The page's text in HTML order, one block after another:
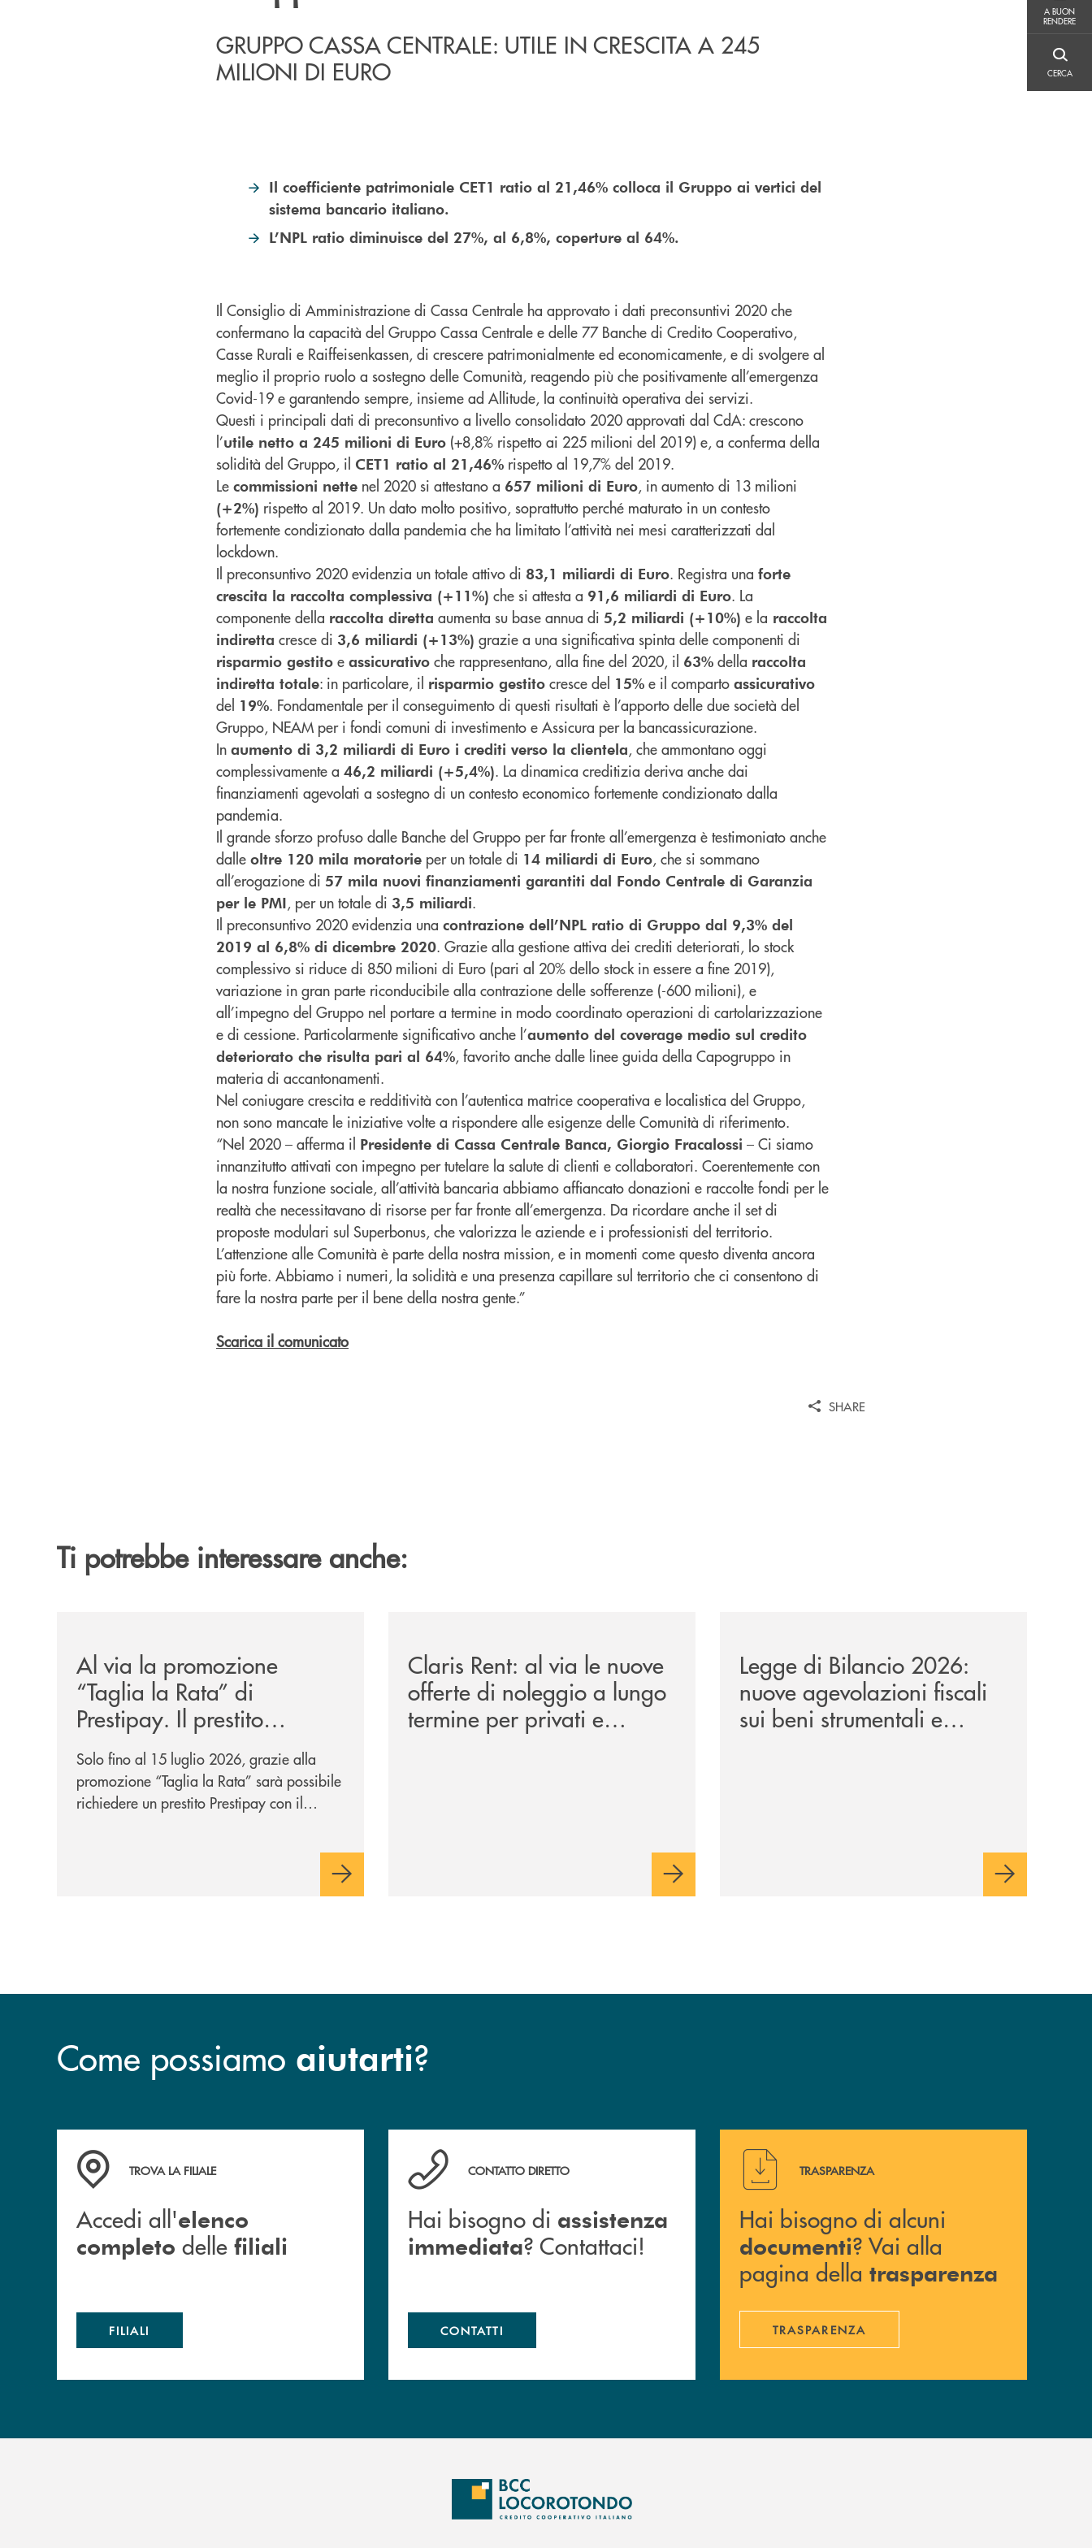
A BUON
RENDERE
CERCA
GRUPPO CASSA CENTRALE: UTILE IN CRESCITA A 245
MILIONI DI EURO
Il coefficiente patrimoniale CET1 ratio al 21,46% colloca il Gruppo ai vertici del
sistema bancario italiano.
L’NPL ratio diminuisce del 27%, al 6,8%, coperture al 64%.
Il Consiglio di Amministrazione di Cassa Centrale ha approvato i dati preconsuntivi 2020 che
confermano la capacità del Gruppo Cassa Centrale e delle 77 Banche di Credito Cooperativo,
Casse Rurali e Raiffeisenkassen, di crescere patrimonialmente ed economicamente, e di svolgere al
meglio il proprio ruolo a sostegno delle Comunità, reagendo più che positivamente all’emergenza
Covid-19 e garantendo sempre, insieme ad Allitude, la continuità operativa dei servizi.
Questi i principali dati di preconsuntivo a livello consolidato 2020 approvati dal CdA: crescono
l’utile netto a 245 milioni di Euro (+8,8% rispetto ai 225 milioni del 2019) e, a conferma della
solidità del Gruppo, il CET1 ratio al 21,46% rispetto al 19,7% del 2019.
Le commissioni nette nel 2020 si attestano a 657 milioni di Euro, in aumento di 13 milioni
(+2%) rispetto al 2019. Un dato molto positivo, soprattutto perché maturato in un contesto
fortemente condizionato dalla pandemia che ha limitato l’attività nei mesi caratterizzati dal
lockdown.
Il preconsuntivo 2020 evidenzia un totale attivo di 83,1 miliardi di Euro. Registra una forte
crescita la raccolta complessiva (+11%) che si attesta a 91,6 miliardi di Euro. La
componente della raccolta diretta aumenta su base annua di 5,2 miliardi (+10%) e la raccolta
indiretta cresce di 3,6 miliardi (+13%) grazie a una significativa spinta delle componenti di
risparmio gestito e assicurativo che rappresentano, alla fine del 2020, il 63% della raccolta
indiretta totale: in particolare, il risparmio gestito cresce del 15% e il comparto assicurativo
del 19%. Fondamentale per il conseguimento di questi risultati è l’apporto delle due società del
Gruppo, NEAM per i fondi comuni di investimento e Assicura per la bancassicurazione.
In aumento di 3,2 miliardi di Euro i crediti verso la clientela, che ammontano oggi
complessivamente a 46,2 miliardi (+5,4%). La dinamica creditizia deriva anche dai
finanziamenti agevolati a sostegno di un contesto economico fortemente condizionato dalla
pandemia.
Il grande sforzo profuso dalle Banche del Gruppo per far fronte all’emergenza è testimoniato anche
dalle oltre 120 mila moratorie per un totale di 14 miliardi di Euro, che si sommano
all’erogazione di 57 mila nuovi finanziamenti garantiti dal Fondo Centrale di Garanzia
per le PMI, per un totale di 3,5 miliardi.
Il preconsuntivo 2020 evidenzia una contrazione dell’NPL ratio di Gruppo dal 9,3% del
2019 al 6,8% di dicembre 2020. Grazie alla gestione attiva dei crediti deteriorati, lo stock
complessivo si riduce di 850 milioni di Euro (pari al 20% dello stock in essere a fine 2019),
variazione in gran parte riconducibile alla contrazione delle sofferenze (-600 milioni), e
all’impegno del Gruppo nel portare a termine in modo coordinato operazioni di cartolarizzazione
e di cessione. Particolarmente significativo anche l’aumento del coverage medio sul credito
deteriorato che risulta pari al 64%, favorito anche dalle linee guida della Capogruppo in
materia di accantonamenti.
Nel coniugare crescita e redditività con l’autentica matrice cooperativa e localistica del Gruppo,
non sono mancate le iniziative volte a rispondere alle esigenze delle Comunità di riferimento.
“Nel 2020 – afferma il Presidente di Cassa Centrale Banca, Giorgio Fracalossi – Ci siamo
innanzitutto attivati con impegno per tutelare la salute di clienti e collaboratori. Coerentemente con
la nostra funzione sociale, all’attività bancaria abbiamo affiancato donazioni e raccolte fondi per le
realtà che necessitavano di risorse per far fronte all’emergenza. Da ricordare anche il set di
proposte modulari sul Superbonus, che valorizza le aziende e i professionisti del territorio.
L’attenzione alle Comunità è parte della nostra mission, e in momenti come questo diventa ancora
più forte. Abbiamo i numeri, la solidità e una presenza capillare sul territorio che ci consentono di
fare la nostra parte per il bene della nostra gente.”
Scarica il comunicato
SHARE
Ti potrebbe interessare anche:
Al via la promozione
“Taglia la Rata” di
Prestipay. Il prestito
personale che si fa in due
per te!
Solo fino al 15 luglio 2026, grazie alla
promozione “Taglia la Rata” sarà possibile
richiedere un prestito Prestipay con il
Claris Rent: al via le nuove
offerte di noleggio a lungo
termine per privati e
Legge di Bilancio 2026:
nuove agevolazioni fiscali
sui beni strumentali e
Come possiamo aiutarti?
Accedi all' elenco completo delle filiali
TROVA LA FILIALE
Accedi all'elenco
completo delle filiali
FILIALI
Hai bisogno di assistenza immediata ? Contattaci!
CONTATTO DIRETTO
Hai bisogno di assistenza
immediata? Contattaci!
CONTATTI
Hai bisogno di alcuni documenti ? Vai alla pagina della
TRASPARENZA
Hai bisogno di alcuni
documenti? Vai alla
pagina della trasparenza
TRASPARENZA